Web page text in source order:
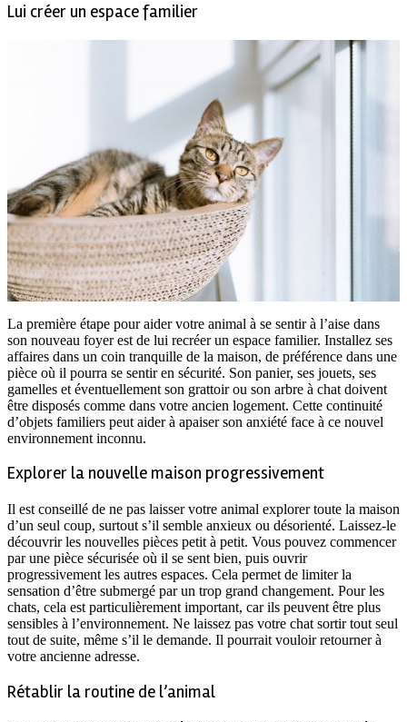
Lui créer un espace familier
La première étape pour aider votre animal à se sentir à l’aise dans
son nouveau foyer est de lui recréer un espace familier. Installez ses
affaires dans un coin tranquille de la maison, de préférence dans une
pièce où il pourra se sentir en sécurité. Son panier, ses jouets, ses
gamelles et éventuellement son grattoir ou son arbre à chat doivent
être disposés comme dans votre ancien logement. Cette continuité
d’objets familiers peut aider à apaiser son anxiété face à ce nouvel
environnement inconnu.
Explorer la nouvelle maison progressivement
Il est conseillé de ne pas laisser votre animal explorer toute la maison
d’un seul coup, surtout s’il semble anxieux ou désorienté. Laissez-le
découvrir les nouvelles pièces petit à petit. Vous pouvez commencer
par une pièce sécurisée où il se sent bien, puis ouvrir
progressivement les autres espaces. Cela permet de limiter la
sensation d’être submergé par un trop grand changement. Pour les
chats, cela est particulièrement important, car ils peuvent être plus
sensibles à l’environnement. Ne laissez pas votre chat sortir tout seul
tout de suite, même s’il le demande. Il pourrait vouloir retourner à
votre ancienne adresse.
Rétablir la routine de l’animal